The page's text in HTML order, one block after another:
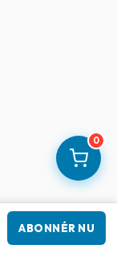
0
ABONNÉR NU